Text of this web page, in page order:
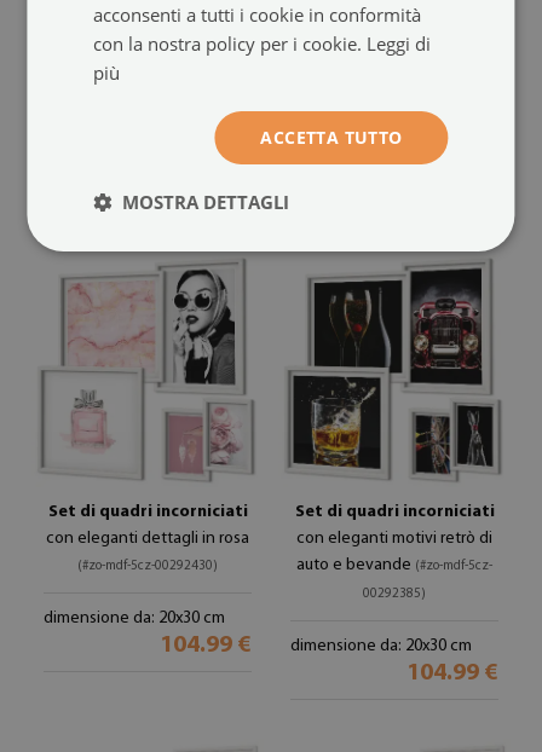
eleganti classici in città (#zo-
mdf-5cz-00292440)
dimensione da: 20x30 cm
104.99 €
raffigurante auto eleganti e
5cz-00292434)
dimensione da: 20x30 cm
Set di quadri incorniciati
con eleganti dettagli in rosa
(#zo-mdf-5cz-00292430)
dimensione da: 20x30 cm
104.99 €
Set di quadri incorniciati
con eleganti motivi retrò di
auto e bevande (#zo-mdf-5cz-
00292385)
dimensione da: 20x30 cm
104.99 €
acconsenti a tutti i cookie in conformità
con la nostra policy per i cookie. Leggi di
più
ACCETTA TUTTO
MOSTRA DETTAGLI